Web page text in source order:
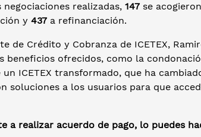
realizadas, 147 se
y 437 a refinanciación.
de Crédito y Cobranza de ICETEX,
beneficios ofrecidos, como la
ICETEX transformado, que ha
soluciones a los usuarios para que
a realizar acuerdo de pago, lo puedes